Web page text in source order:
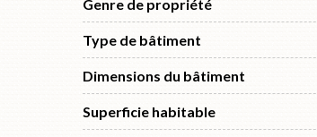
Genre de propriété
Type de bâtiment
Dimensions du bâtiment
Superficie habitable